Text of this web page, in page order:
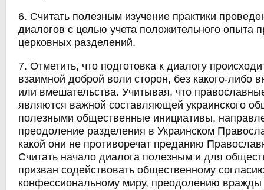
6. Считать полезным изучение практики
диалогов с целью учета положительного опыта
церковных разделений.
7. Отметить, что подготовка к диалогу
взаимной доброй воли сторон, без какого-либо
или вмешательства. Учитывая, что
являются важной составляющей украинского
полезными общественные инициативы,
преодоление разделения в Украинском
какой они не противоречат преданию
Считать начало диалога полезным и для
призван содействовать общественному
конфессиональному миру, преодолению вражды